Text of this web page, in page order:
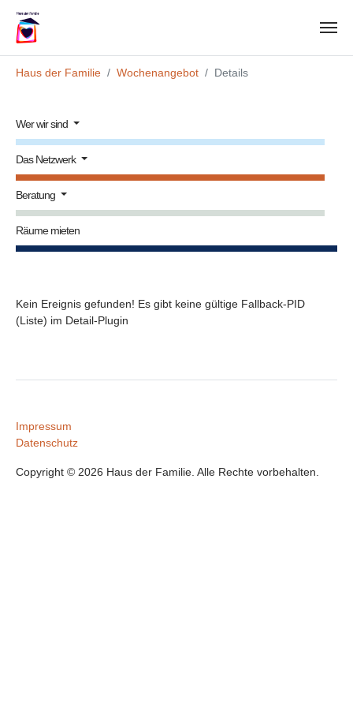
Haus der Familie
Wochenangebot Details
Wer wir sind
Das Netzwerk
Beratung
Räume mieten
Kein Ereignis gefunden! Es gibt keine gültige Fallback-PID
(Liste) im Detail-Plugin
Impressum
Datenschutz
Copyright © 2026 Haus der Familie. Alle Rechte vorbehalten.